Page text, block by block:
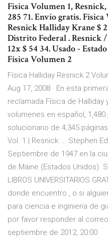
Fisica Volumen 1,
285 71. Envío gratis.
Resnick Halliday Krane $
Distrito Federal . Resnick
12x $ 54 34. Usado -
Física Volumen 2
Física Halliday Resnick 2
Aug 17, 2008 · En esta
reclamada Física de Halliday
volumenes en español,
solucionario de 4,345
Vol. 1 | Resnick ... Stephen
Septiembre de 1947 en la
de Maine (Estados Unidos).
LIBROS UNIVERSITARIOS
donde encuentro , o si
para ciencia e inginieria de
por favor responder al
septiembre de 2012, 20:00